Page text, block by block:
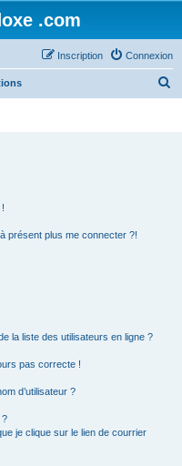
.com
Connexion
Inscription
présent plus me connecter ?!
la liste des utilisateurs en ligne ?
pas correcte !
d’utilisateur ?
?
je clique sur le lien de courrier